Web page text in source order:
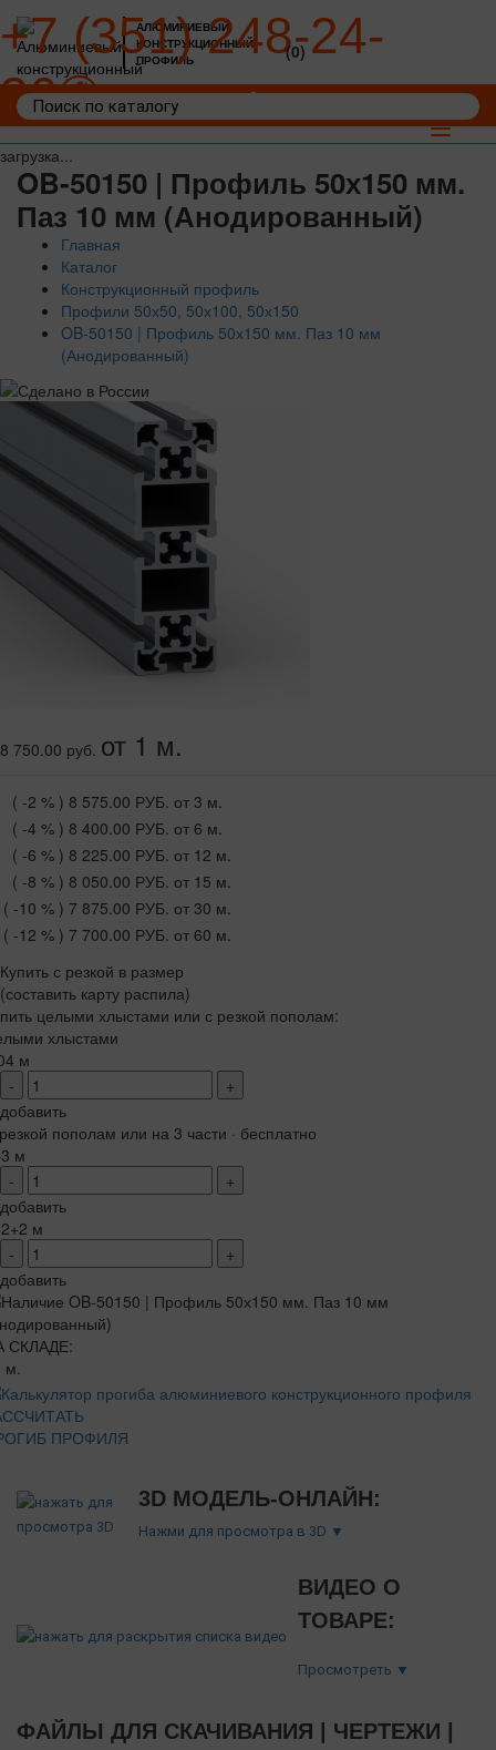
загрузка...
АЛЮМИНИЕВЫЙ
КОНСТРУКЦИОННЫЙ
ПРОФИЛЬ
+7 (351) 248-24-
36
(0)
Toggle
OB-50150 | Профиль 50х150 мм.
Паз 10 мм (Анодированный)
Главная
Каталог
Конструкционный профиль
Профили 50х50, 50х100, 50х150
OB-50150 | Профиль 50х150 мм. Паз 10 мм
(Анодированный)
8 750.00 руб. от 1 м.
( -2 % ) 8 575.00 РУБ. от 3 м.
( -4 % ) 8 400.00 РУБ. от 6 м.
( -6 % ) 8 225.00 РУБ. от 12 м.
( -8 % ) 8 050.00 РУБ. от 15 м.
( -10 % ) 7 875.00 РУБ. от 30 м.
( -12 % ) 7 700.00 РУБ. от 60 м.
Купить с резкой в размер
(составить карту распила)
целыми хлыстами или с резкой пополам:
хлыстами
м
-
+
добавить
пополам или на 3 части · бесплатно
м
-
+
добавить
м
-
+
добавить
СКЛАДЕ:
м.
ПРОФИЛЯ
3D МОДЕЛЬ-ОНЛАЙН:
Нажми для просмотра в 3D ▼
ВИДЕО О
ТОВАРЕ:
Просмотреть ▼
ФАЙЛЫ ДЛЯ СКАЧИВАНИЯ | ЧЕРТЕЖИ |